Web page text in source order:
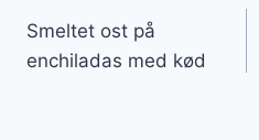
Smeltet ost på
enchiladas med kød